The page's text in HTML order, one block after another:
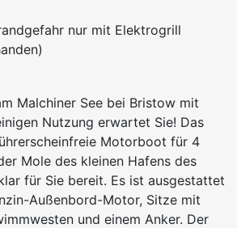
nur mit Elektrogrill
Malchiner See bei Bristow mit
Nutzung erwartet Sie! Das
Motorboot für 4
Mole des kleinen Hafens des
für Sie bereit. Es ist ausgestattet
Außenbord-Motor, Sitze mit
und einem Anker. Der